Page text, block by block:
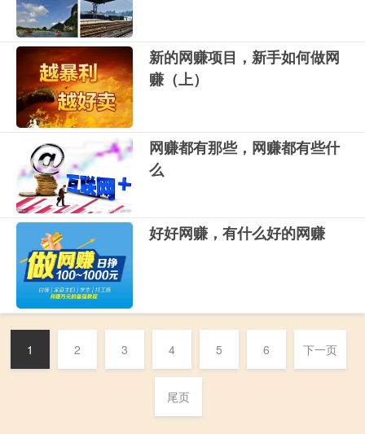
新的网赚项目，新手如何做网
赚（上）
网赚都有那些，网赚都有些什
么
好好网赚，有什么好的网赚
1 2 3 4 5 6 下一页
尾页